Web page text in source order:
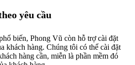
yêu cầu
biến, Phong Vũ còn hỗ trợ cài đặt
khách hàng. Chúng tôi có thể cài đặt
hàng cần, miễn là phần mềm đó